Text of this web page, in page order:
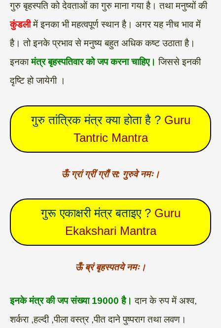
गुरु बृहस्पति को देवताओं का गुरु माना गया है। तथा मनुष्यों की
कुंडलीमें इनका भी महत्वपूर्ण स्थान है। अगर यह नीच भाव में
है। तो इनके प्रभाव से मनुष्य बहुत अधिक कष्ट उठाता है।
इनकामंत्र बृहस्पतिवार को जप करना चाहिए। जिससे इनकी
दृष्टि हो जायेगी ।
गुरु तांत्रिक मंत्र क्या होता है ? Guru
Tantric Mantra
ऊँ ग्रां ग्रीं ग्रौं स: गुरुवे नमः।
गुरू एकाक्षरी मंत्र बताइए ?Guru
Ekakshari Mantra
ऊँ ब्रं बृहस्पतये नमः।
इनके मंत्र की जप संख्या 19000 है। दान के रुप में अश्व,
शर्करा ,हल्दी ,पीला वस्त्र ,पीत दाने पुष्पराग तथा लवण।